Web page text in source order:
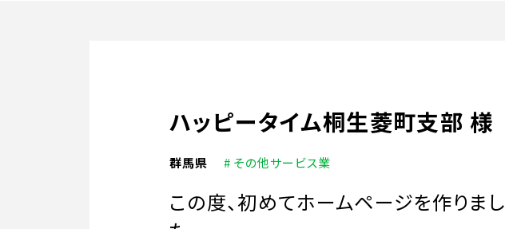
ハッピータイム桐生菱町支部 様
群馬県 # その他サービス業
この度、初めてホームページを作りまし